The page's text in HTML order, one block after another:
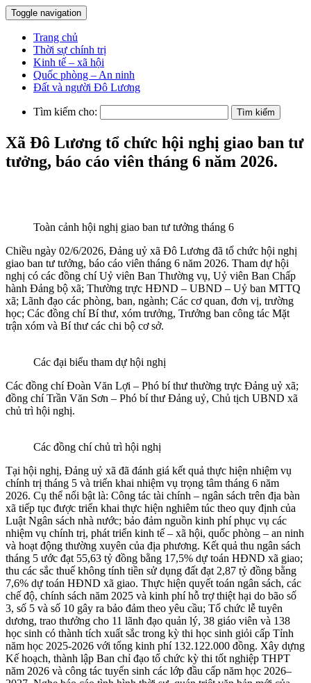
Toggle navigation
Trang chủ
Thời sự chính trị
Kinh tế – xã hội
Quốc phòng – An ninh
Đất và người Đô Lương
Tìm kiếm cho:
Xã Đô Lương tổ chức hội nghị giao ban tư
tưởng, báo cáo viên tháng 6 năm 2026.
Toàn cảnh hội nghị giao ban tư tưởng tháng 6
Chiều ngày 02/6/2026, Đảng uỷ xã Đô Lương đã tổ chức hội nghị
giao ban tư tưởng, báo cáo viên tháng 6 năm 2026. Tham dự hội
nghị có các đồng chí Uỷ viên Ban Thường vụ, Uỷ viên Ban Chấp
hành Đảng bộ xã; Thường trực HĐND – UBND – Uỷ ban MTTQ
xã; Lãnh đạo các phòng, ban, ngành; Các cơ quan, đơn vị, trường
học; Các đồng chí Bí thư, xóm trưởng, Trưởng ban công tác Mặt
trận xóm và Bí thư các chi bộ cơ sở.
Các đại biểu tham dự hội nghị
Các đồng chí Đoàn Văn Lợi – Phó bí thư thường trực Đảng uỷ xã;
đồng chí Trần Văn Sơn – Phó bí thư Đảng uỷ, Chủ tịch UBND xã
chủ trì hội nghị.
Các đồng chí chủ trì hội nghị
Tại hội nghị, Đảng uỷ xã đã đánh giá kết quả thực hiện nhiệm vụ
chính trị tháng 5 và triển khai nhiệm vụ trọng tâm tháng 6 năm
2026. Cụ thể nổi bật là: Công tác tài chính – ngân sách trên địa bàn
xã tiếp tục được triển khai thực hiện nghiêm túc theo quy định của
Luật Ngân sách nhà nước; bảo đảm nguồn kinh phí phục vụ các
nhiệm vụ chính trị, phát triển kinh tế – xã hội, quốc phòng – an ninh
và hoạt động thường xuyên của địa phương. Kết quả thu ngân sách
tháng 5 ước đạt 55,63 tỷ đồng bằng 17,5% dự toán HĐND xã giao;
thu các sắc thuế không tính tiền sử dụng đất đạt 2,87 tỷ đồng bằng
7,6% dự toán HĐND xã giao. Thực hiện quyết toán ngân sách, các
chế độ, chính sách năm 2025 và kinh phí hỗ trợ thiệt hại do bão số
3, số 5 và số 10 gây ra bảo đảm theo yêu cầu; Tổ chức lễ tuyên
dương, trao thưởng cho 11 lãnh đạo quản lý, 38 giáo viên và 138
học sinh có thành tích xuất sắc trong kỳ thi học sinh giỏi cấp Tỉnh
năm học 2025-2026 với tổng kinh phí 132.122.000 đồng. Xây dựng
Kế hoạch, thành lập Ban chỉ đạo tổ chức kỳ thi tốt nghiệp THPT
năm 2026 và công tác tuyển sinh các lớp đầu cấp năm học 2026–